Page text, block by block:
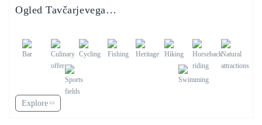
Ogled Tavčarjevega…
Explore